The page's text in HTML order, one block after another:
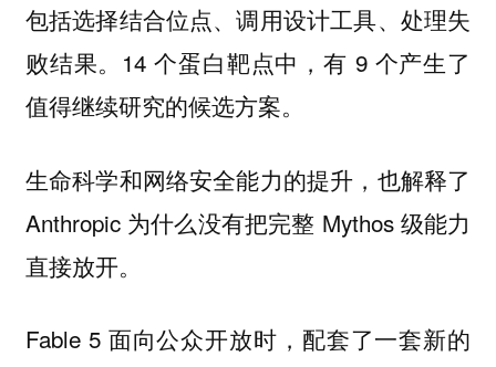
包括选择结合位点、调用设计工具、处理失
败结果。14 个蛋白靶点中，有 9 个产生了
值得继续研究的候选方案。
生命科学和网络安全能力的提升，也解释了
Anthropic 为什么没有把完整 Mythos 级能力
直接放开。
Fable 5 面向公众开放时，配套了一套新的